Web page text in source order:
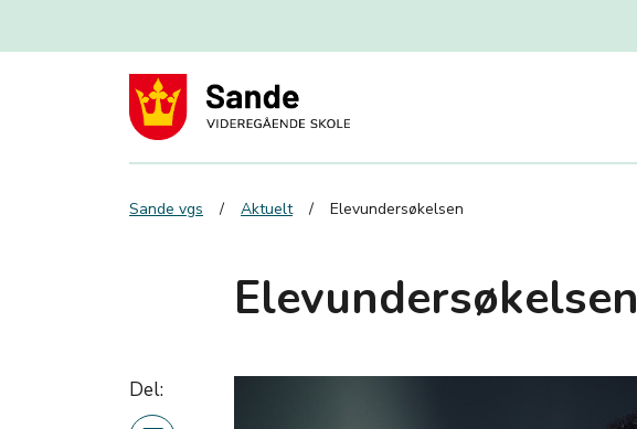
Sande vgs Aktuelt Elevundersøkelsen
Elevundersøkelsen
Del: